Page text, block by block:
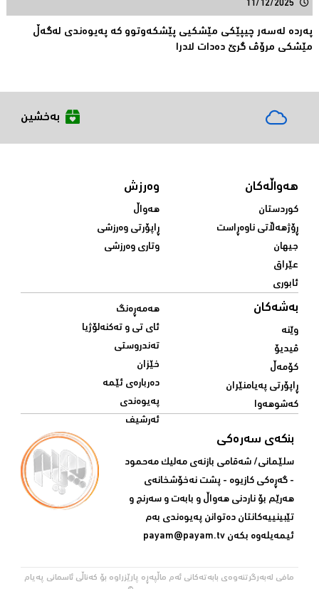
11/12/2025
پەردە لەسەر چیپێكی مێشكیی پێشكەوتوو كە پەیوەندی لەگەڵ
مێشكی مرۆڤ گرێ دەدات لادرا
بەخشین
هەواڵەکان
کوردستان
ڕۆژهەڵاتی ناوەڕاست
جیهان
عێراق
ئابوری
وەرزش
هەواڵ
ڕاپۆرتی وەرزشی
وتاری وەرزشی
بەشەکان
وێنە
ڤیدیۆ
کۆمەڵ
ڕاپۆرتی پەیامنێران
کەشوهەوا
هەمەڕەنگ
ئای تی و تەکنەلۆژیا
تەندروستی
خێزان
دەربارەی ئێمە
پەیوەندی
ئەرشیف
بنکەی سەرەکی
سلێمانی/ شه‌قامی بازنه‌ی مه‌لیک مه‌حمود
- گه‌ڕه‌کی کازیوه‌ - پشت نه‌خۆشخانه‌ی‌
هه‌رێم بۆ ناردنی‌ هه‌واڵ و بابه‌ت و سه‌رنج و
تێبینییه‌كانتان ده‌توانن په‌یوه‌ندی‌ به‌م
ئیمه‌یله‌وه‌ بكه‌ن payam@payam.tv
مافی لەبەرگرتنەوەی بابەتەکانی ئەم ماڵپەڕە پارێزراوە بۆ کەناڵی ئاسمانی پەیام